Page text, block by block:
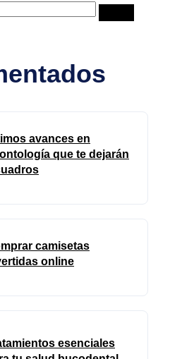
avances en
que te dejarán
camisetas
online
esenciales